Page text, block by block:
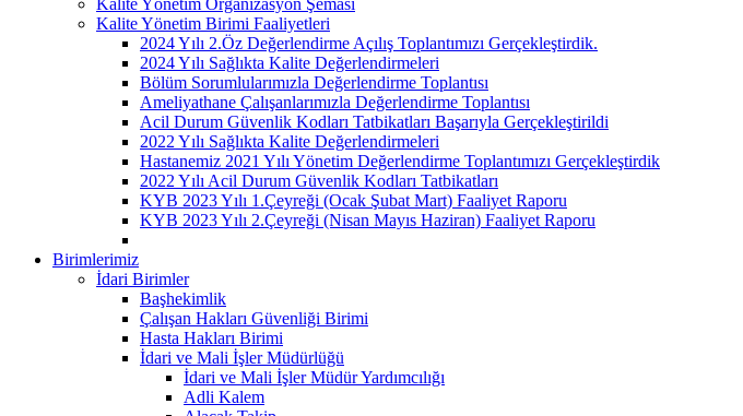
Kalite Yönetim Birimi Faaliyetleri
2024 Yılı 2.Öz Değerlendirme Açılış Toplantımızı Gerçekleştirdik.
2024 Yılı Sağlıkta Kalite Değerlendirmeleri
Bölüm Sorumlularımızla Değerlendirme Toplantısı
Ameliyathane Çalışanlarımızla Değerlendirme Toplantısı
Acil Durum Güvenlik Kodları Tatbikatları Başarıyla Gerçekleştirildi
2022 Yılı Sağlıkta Kalite Değerlendirmeleri
Hastanemiz 2021 Yılı Yönetim Değerlendirme Toplantımızı Gerçekleştirdik
2022 Yılı Acil Durum Güvenlik Kodları Tatbikatları
KYB 2023 Yılı 1.Çeyreği (Ocak Şubat Mart) Faaliyet Raporu
KYB 2023 Yılı 2.Çeyreği (Nisan Mayıs Haziran) Faaliyet Raporu
Birimlerimiz
İdari Birimler
Başhekimlik
Çalışan Hakları Güvenliği Birimi
Hasta Hakları Birimi
İdari ve Mali İşler Müdürlüğü
İdari ve Mali İşler Müdür Yardımcılığı
Adli Kalem